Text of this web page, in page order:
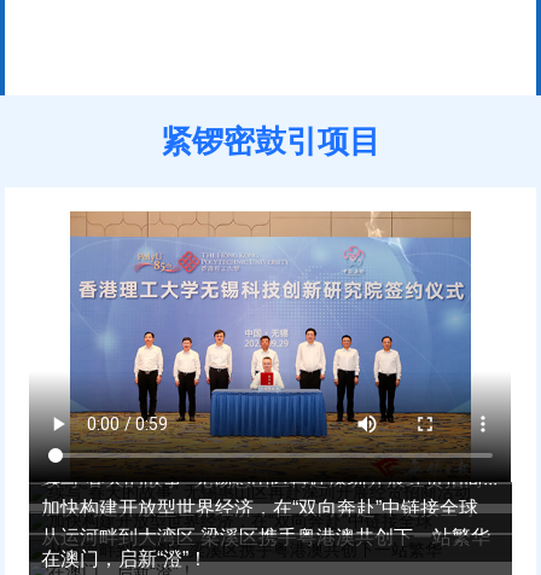
紧锣密鼓引项目
续写“春天的故事” 无锡惠山区再赴深圳开展经贸招商...
加快构建开放型世界经济，在“双向奔赴”中链接全球
从运河畔到大湾区 梁溪区携手粤港澳共创下一站繁华
在澳门，启新“澄”！